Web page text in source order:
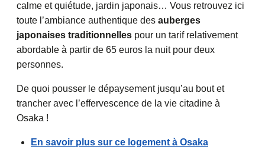
calme et quiétude, jardin japonais… Vous retrouvez ici
toute l’ambiance authentique des auberges
japonaises traditionnelles pour un tarif relativement
abordable à partir de 65 euros la nuit pour deux
personnes.
De quoi pousser le dépaysement jusqu’au bout et
trancher avec l’effervescence de la vie citadine à
Osaka !
En savoir plus sur ce logement à Osaka